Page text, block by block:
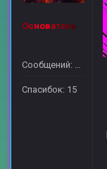
Основатель
Сообщений: 16
Спасибок: 15